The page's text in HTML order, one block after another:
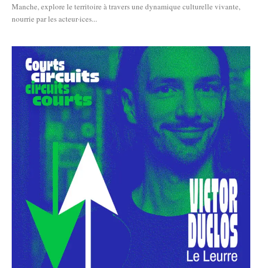
Manche, explore le territoire à travers une dynamique culturelle vivante,
nourrie par les acteur·ices...